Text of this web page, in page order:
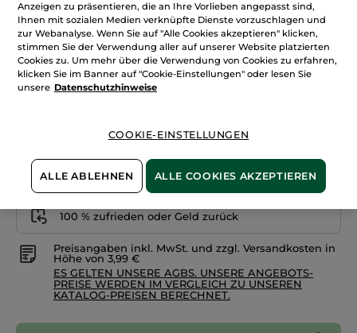
320.Rot Amaryllis
Menge
Lieferung zwischen dem 10/08 und dem 11/08
Zahlung perRechnung mit Klarnau.a.
100 % zufrieden oder Geld zurück
Preisangaben inkl. MwSt. und zzgl. Versandkosten in
Höhe von 3,99 €
ES GELTEN UNSERE AGBS. UNSERE ANGEBOTS-
PREISE WERDEN IM VERGLEICH ZU UNSEREN
KATALOG-PREISEN BERECHNET.
Anzeigen zu präsentieren, die an Ihre Vorlieben angepasst sind,
Ihnen mit sozialen Medien verknüpfte Dienste vorzuschlagen und
zur Webanalyse. Wenn Sie auf "Alle Cookies akzeptieren" klicken,
stimmen Sie der Verwendung aller auf unserer Website platzierten
Cookies zu. Um mehr über die Verwendung von Cookies zu erfahren,
klicken Sie im Banner auf "Cookie-Einstellungen" oder lesen Sie
unsere Datenschutzhinweise
COOKIE-EINSTELLUNGEN
ALLE ABLEHNEN ALLE COOKIES AKZEPTIEREN